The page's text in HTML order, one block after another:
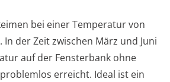
bei einer Temperatur von
. In der Zeit zwischen März und Juni
auf der Fensterbank ohne
erreicht. Ideal ist ein